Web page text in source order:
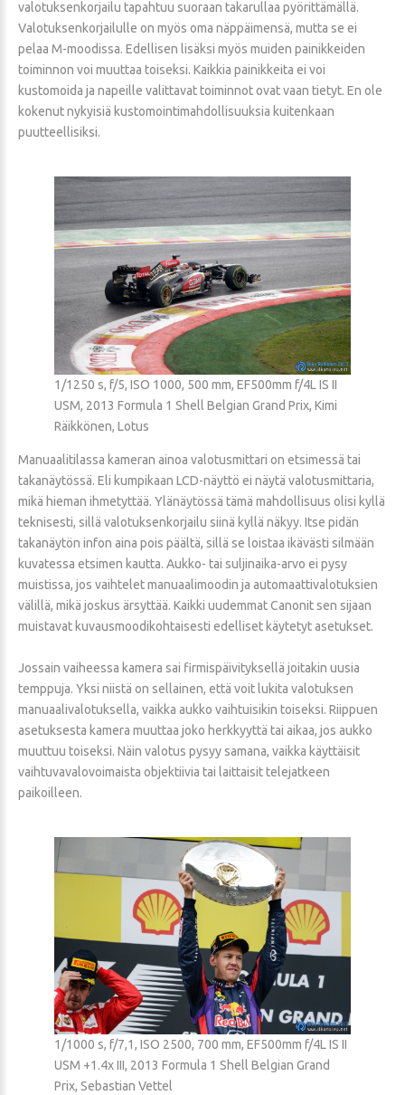
valotuksenkorjailu tapahtuu suoraan takarullaa pyörittämällä.
Valotuksenkorjailulle on myös oma näppäimensä, mutta se ei
pelaa M-moodissa. Edellisen lisäksi myös muiden painikkeiden
toiminnon voi muuttaa toiseksi. Kaikkia painikkeita ei voi
kustomoida ja napeille valittavat toiminnot ovat vaan tietyt. En ole
kokenut nykyisiä kustomointimahdollisuuksia kuitenkaan
puutteellisiksi.
1/1250 s, f/5, ISO 1000, 500 mm, EF500mm f/4L IS II
USM, 2013 Formula 1 Shell Belgian Grand Prix, Kimi
Räikkönen, Lotus
Manuaalitilassa kameran ainoa valotusmittari on etsimessä tai
takanäytössä. Eli kumpikaan LCD-näyttö ei näytä valotusmittaria,
mikä hieman ihmetyttää. Ylänäytössä tämä mahdollisuus olisi kyllä
teknisesti, sillä valotuksenkorjailu siinä kyllä näkyy. Itse pidän
takanäytön infon aina pois päältä, sillä se loistaa ikävästi silmään
kuvatessa etsimen kautta. Aukko- tai suljinaika-arvo ei pysy
muistissa, jos vaihtelet manuaalimoodin ja automaattivalotuksien
välillä, mikä joskus ärsyttää. Kaikki uudemmat Canonit sen sijaan
muistavat kuvausmoodikohtaisesti edelliset käytetyt asetukset.
Jossain vaiheessa kamera sai firmispäivityksellä joitakin uusia
temppuja. Yksi niistä on sellainen, että voit lukita valotuksen
manuaalivalotuksella, vaikka aukko vaihtuisikin toiseksi. Riippuen
asetuksesta kamera muuttaa joko herkkyyttä tai aikaa, jos aukko
muuttuu toiseksi. Näin valotus pysyy samana, vaikka käyttäisit
vaihtuvavalovoimaista objektiivia tai laittaisit telejatkeen
paikoilleen.
1/1000 s, f/7,1, ISO 2500, 700 mm, EF500mm f/4L IS II
USM +1.4x III, 2013 Formula 1 Shell Belgian Grand
Prix, Sebastian Vettel